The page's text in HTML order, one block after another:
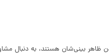
ظاهر بینی‌شان هستند، به دنبال